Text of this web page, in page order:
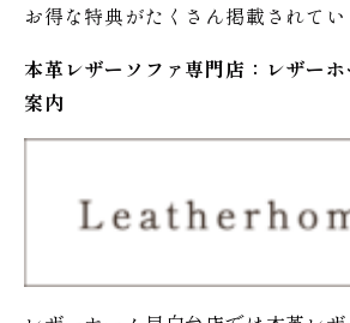
お得な特典がたくさん掲載されてい
本革レザーソファ専門店：レザー
案内